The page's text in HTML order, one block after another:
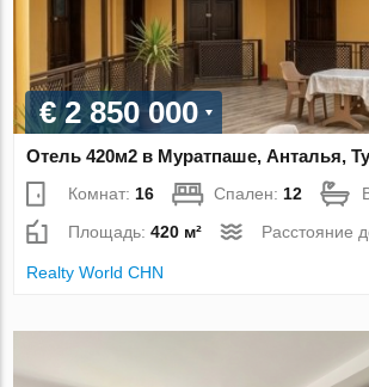
€ 2 850 000
Отель 420м2 в Муратпаше, Анталья,
Комнат: 16 Спален: 12
Площадь:420 м² Расстояние
Realty World CHN